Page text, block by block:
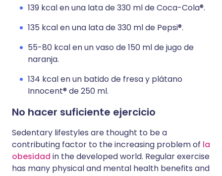
139 kcal en una lata de 330 ml de Coca-Cola®.
135 kcal en una lata de 330 ml de Pepsi®.
55-80 kcal en un vaso de 150 ml de jugo de
naranja.
134 kcal en un batido de fresa y plátano
Innocent® de 250 ml.
No hacer suficiente ejercicio
Sedentary lifestyles are thought to be a
contributing factor to the increasing problem of la
obesidad in the developed world. Regular exercise
has many physical and mental health benefits and